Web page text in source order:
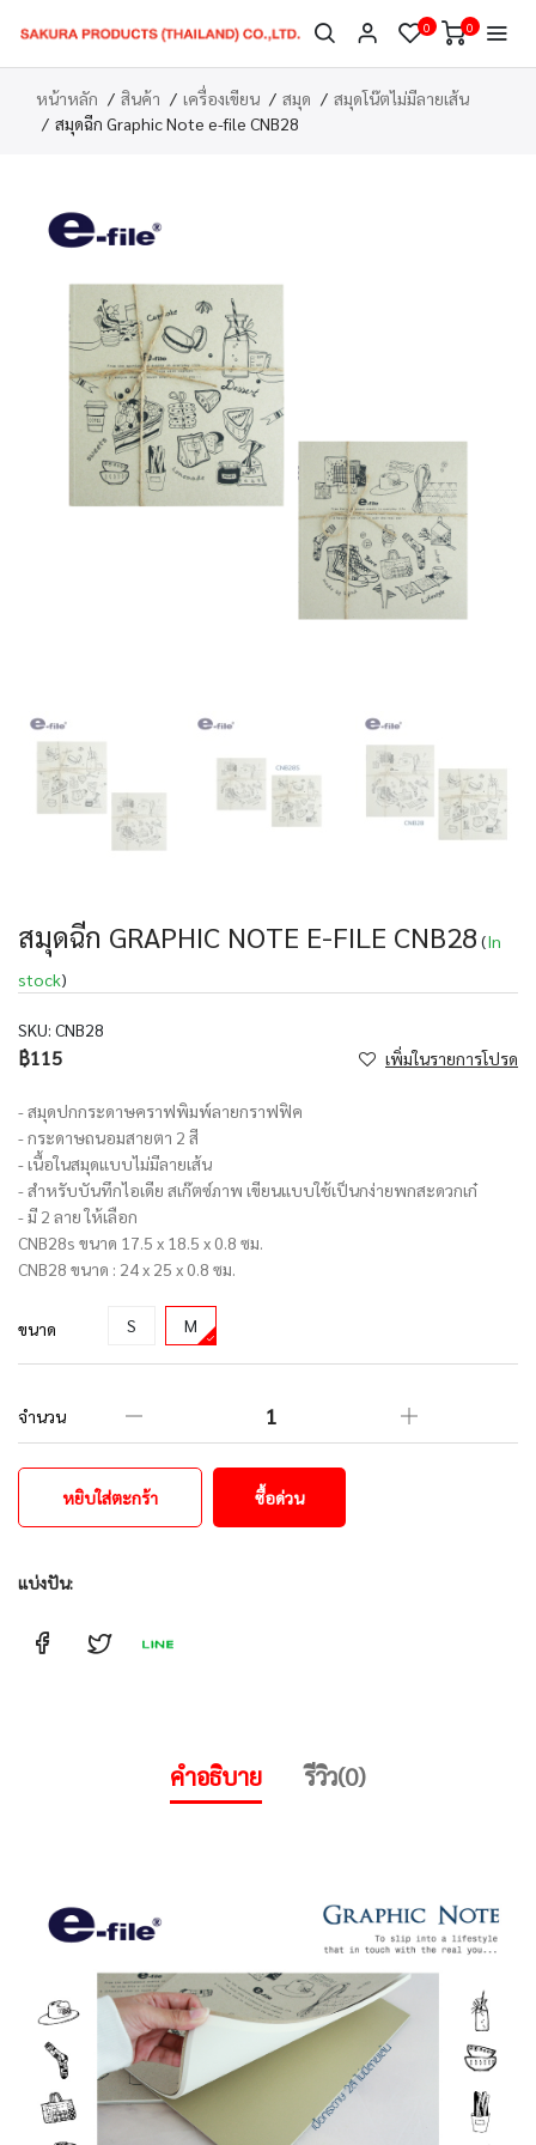
0 0
หน้าหลัก สินค้า เครื่องเขียน สมุด
สมุดโน๊ตไม่มีลายเส้น
สมุดฉีก Graphic Note e-file CNB28
สมุดฉีก GRAPHIC NOTE E-FILE CNB28 (In
stock)
SKU: CNB28
฿115 เพิ่มในรายการโปรด
- สมุดปกกระดาษคราฟพิมพ์ลายกราฟฟิค
- กระดาษถนอมสายตา 2 สี
- เนื้อในสมุดแบบไม่มีลายเส้น
- สำหรับบันทึกไอเดีย สเก๊ตซ์ภาพ เขียนแบบใช้เป็นกง่ายพกสะดวกเก๋
- มี 2 ลาย ให้เลือก
CNB28s ขนาด 17.5 x 18.5 x 0.8 ซม.
CNB28 ขนาด : 24 x 25 x 0.8 ซม.
ขนาด S M
จำนวน
หยิบใส่ตะกร้า ซื้อด่วน
แบ่งปัน:
คำอธิบาย รีวิว(0)